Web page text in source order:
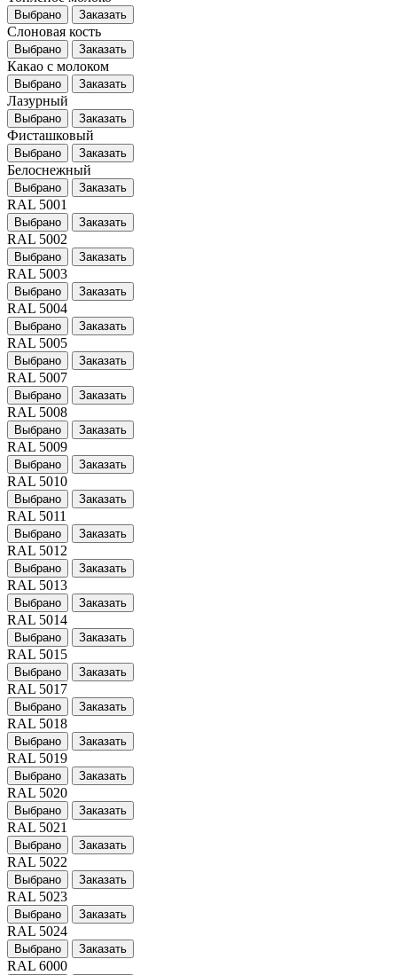
Выбрано Заказать
Слоновая кость
Выбрано Заказать
Какао с молоком
Выбрано Заказать
Лазурный
Выбрано Заказать
Фисташковый
Выбрано Заказать
Белоснежный
Выбрано Заказать
RAL 5001
Выбрано Заказать
RAL 5002
Выбрано Заказать
RAL 5003
Выбрано Заказать
RAL 5004
Выбрано Заказать
RAL 5005
Выбрано Заказать
RAL 5007
Выбрано Заказать
RAL 5008
Выбрано Заказать
RAL 5009
Выбрано Заказать
RAL 5010
Выбрано Заказать
RAL 5011
Выбрано Заказать
RAL 5012
Выбрано Заказать
RAL 5013
Выбрано Заказать
RAL 5014
Выбрано Заказать
RAL 5015
Выбрано Заказать
RAL 5017
Выбрано Заказать
RAL 5018
Выбрано Заказать
RAL 5019
Выбрано Заказать
RAL 5020
Выбрано Заказать
RAL 5021
Выбрано Заказать
RAL 5022
Выбрано Заказать
RAL 5023
Выбрано Заказать
RAL 5024
Выбрано Заказать
RAL 6000